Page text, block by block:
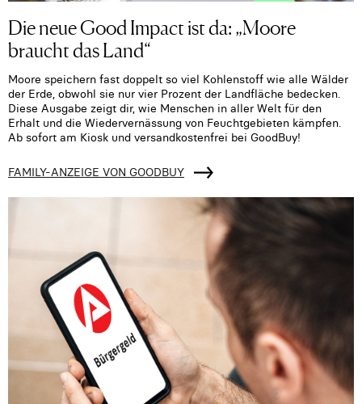
Die neue Good Impact ist da: „Moore
braucht das Land“
Moore speichern fast doppelt so viel Kohlenstoff wie alle Wälder
der Erde, obwohl sie nur vier Prozent der Landfläche bedecken.
Diese Ausgabe zeigt dir, wie Menschen in aller Welt für den
Erhalt und die Wiedervernässung von Feuchtgebieten kämpfen.
Ab sofort am Kiosk und versandkostenfrei bei GoodBuy!
FAMILY-ANZEIGE VON GOODBUY